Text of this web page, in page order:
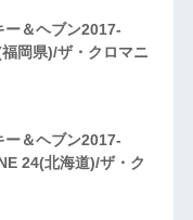
＆ヘブン2017-
岡県)/ザ・クロマニ
＆ヘブン2017-
24(北海道)/ザ・ク